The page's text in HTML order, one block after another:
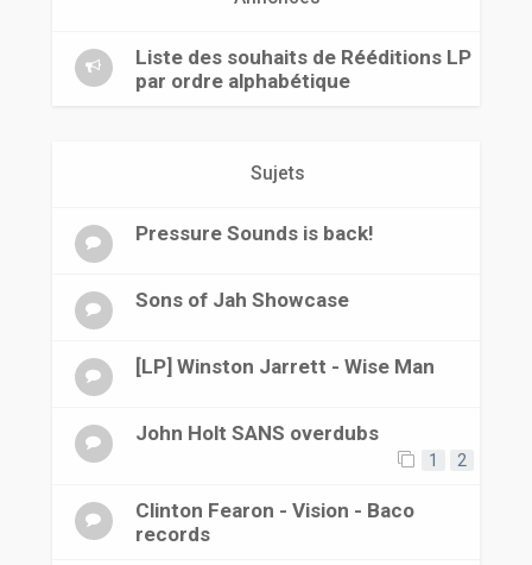
Liste des souhaits de Rééditions LP
par ordre alphabétique
Sujets
Pressure Sounds is back!
Sons of Jah Showcase
[LP] Winston Jarrett - Wise Man
John Holt SANS overdubs
1 2
Clinton Fearon - Vision - Baco
records